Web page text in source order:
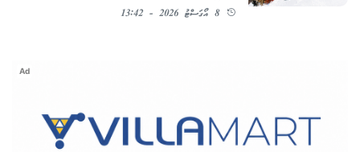
8 އޯގަސްޓު 2026 - 13:42
Ad